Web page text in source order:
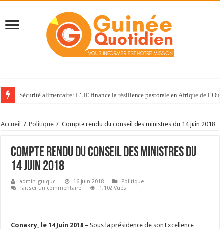
Sécurité alimentaire: L’UE finance la résilience pastorale en Afrique de
Accueil / Politique / Compte rendu du conseil des ministres du 14 juin 2018
Compte rendu du conseil des ministres du
14 juin 2018
admin-guiquo 16 juin 2018
Politique
laisser un commentaire
1,102 Vues
Conakry, le 14 Juin 2018 – Sous la présidence de son Excellence